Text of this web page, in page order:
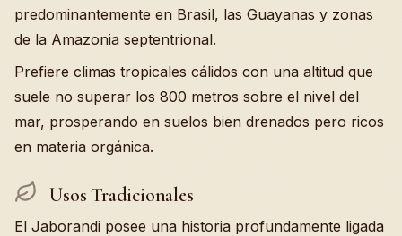
predominantemente en Brasil, las Guayanas y zonas
de la Amazonia septentrional.
Prefiere climas tropicales cálidos con una altitud que
suele no superar los 800 metros sobre el nivel del
mar, prosperando en suelos bien drenados pero ricos
en materia orgánica.
Usos Tradicionales
El Jaborandi posee una historia profundamente ligada